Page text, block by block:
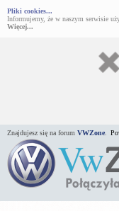
Pliki cookies...
Informujemy, że w naszym serwisie
Więcej...
Znajdujesz się na forum VWZone